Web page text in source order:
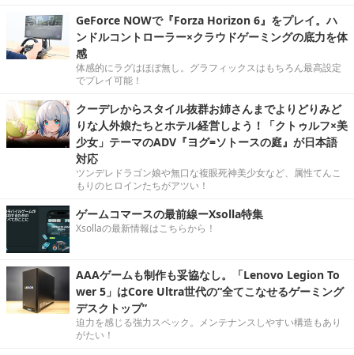
GeForce NOWで『Forza Horizon 6』をプレイ。ハ
ンドルコントローラー×クラウドゲーミングの底力を体
感
体感的にラグはほぼ無し。グラフィックスはもちろん最高設定
でプレイ可能！
クーデレからスタイル抜群お姉さんまでよりどりみど
りな人外娘たちとホテル経営しよう！「クトゥルフ×美
少女」テーマのADV『ヨグ=ソトースの庭』が日本語
対応
ツンデレドラゴン娘や無口な複眼死神美少女など、属性てんこ
もりのヒロインたちがアツい！
ゲームコマースの最前線ーXsolla特集
Xsollaの最新情報はこちらから！
AAAゲームも制作も妥協なし。「Lenovo Legion To
wer 5」はCore Ultra世代の“全てこなせるゲーミング
デスクトップ”
迫力を感じる強力スペック。メンテナンスしやすい構造もあり
がたい！